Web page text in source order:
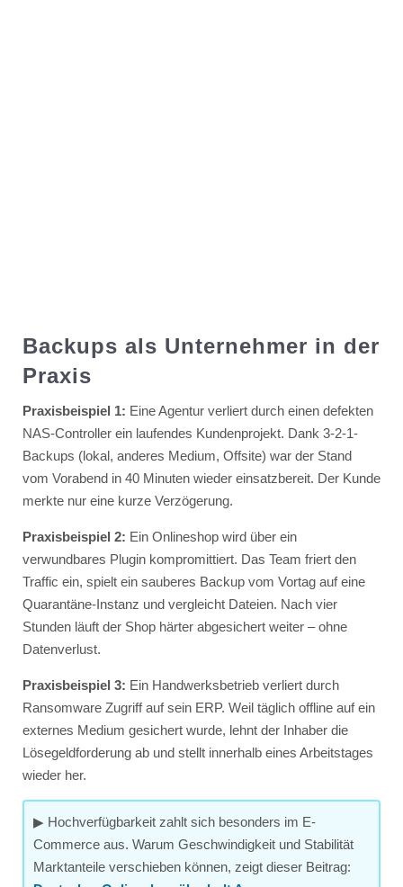
Backups als Unternehmer in der
Praxis
Praxisbeispiel 1: Eine Agentur verliert durch einen defekten
NAS-Controller ein laufendes Kundenprojekt. Dank 3-2-1-
Backups (lokal, anderes Medium, Offsite) war der Stand
vom Vorabend in 40 Minuten wieder einsatzbereit. Der Kunde
merkte nur eine kurze Verzögerung.
Praxisbeispiel 2: Ein Onlineshop wird über ein
verwundbares Plugin kompromittiert. Das Team friert den
Traffic ein, spielt ein sauberes Backup vom Vortag auf eine
Quarantäne-Instanz und vergleicht Dateien. Nach vier
Stunden läuft der Shop härter abgesichert weiter – ohne
Datenverlust.
Praxisbeispiel 3: Ein Handwerksbetrieb verliert durch
Ransomware Zugriff auf sein ERP. Weil täglich offline auf ein
externes Medium gesichert wurde, lehnt der Inhaber die
Lösegeldforderung ab und stellt innerhalb eines Arbeitstages
wieder her.
▶ Hochverfügbarkeit zahlt sich besonders im E-
Commerce aus. Warum Geschwindigkeit und Stabilität
Marktanteile verschieben können, zeigt dieser Beitrag: